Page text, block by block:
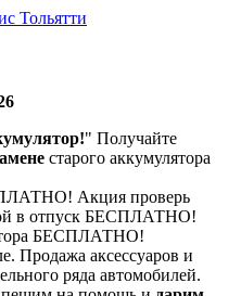
Тольятти
" Получайте
старого аккумулятора
Акция проверь
в отпуск БЕСПЛАТНО!
БЕСПЛАТНО!
Продажа аксессуаров и
ряда автомобилей.